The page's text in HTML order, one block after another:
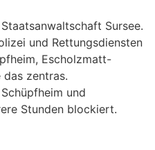
Sursee.
und Rettungsdiensten
Escholzmatt-
das zentras.
und
Stunden blockiert.